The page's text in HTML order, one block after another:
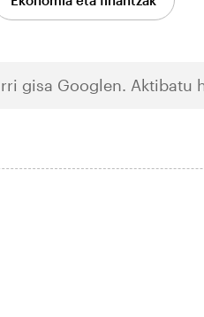
gisa Googlen. Aktibatu